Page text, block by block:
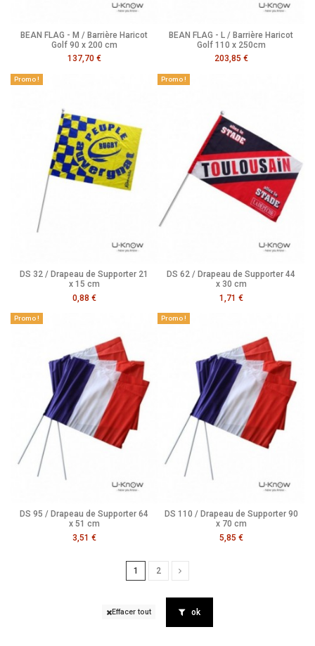
BEAN FLAG - M / Barrière Haricot
Golf 90 x 200 cm
137,70 €
BEAN FLAG - L / Barrière Haricot
Golf 110 x 250cm
203,85 €
Promo !
DS 32 / Drapeau de Supporter 21
x 15 cm
0,88 €
Promo !
DS 62 / Drapeau de Supporter 44
x 30 cm
1,71 €
Promo !
DS 95 / Drapeau de Supporter 64
x 51 cm
3,51 €
Promo !
DS 110 / Drapeau de Supporter 90
x 70 cm
5,85 €
1 2
Effacer tout ok